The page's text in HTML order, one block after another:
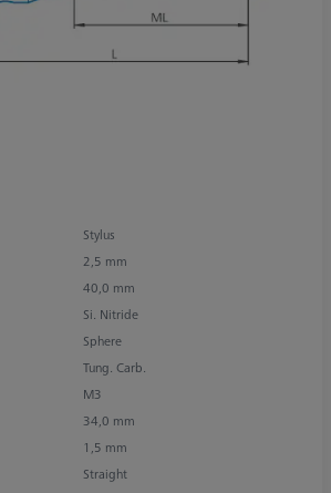
Stylus
2,5 mm
40,0 mm
Si. Nitride
Sphere
Tung. Carb.
M3
34,0 mm
1,5 mm
Straight